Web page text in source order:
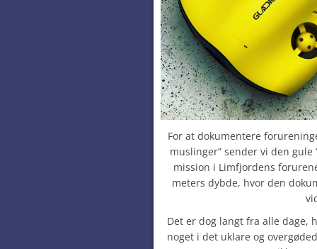
For at dokumentere
muslinger” sender vi den
mission i Limfjordens
meters dybde, hvor den
Det er dog langt fra alle dage,
noget i det uklare og